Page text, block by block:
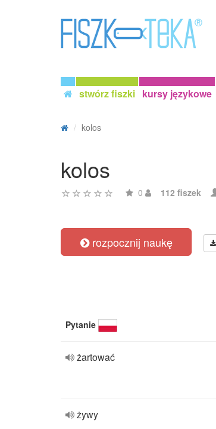
stwórz fiszki kursy językowe
kolos
kolos
0 112 fiszek
rozpocznij naukę
Pytanie
żartować
żywy